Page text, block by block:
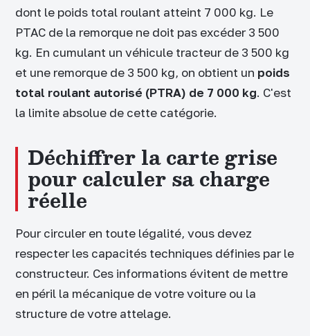
dont le poids total roulant atteint 7 000 kg. Le
PTAC de la remorque ne doit pas excéder 3 500
kg. En cumulant un véhicule tracteur de 3 500 kg
et une remorque de 3 500 kg, on obtient un poids
total roulant autorisé (PTRA) de 7 000 kg. C'est
la limite absolue de cette catégorie.
Déchiffrer la carte grise
pour calculer sa charge
réelle
Pour circuler en toute légalité, vous devez
respecter les capacités techniques définies par le
constructeur. Ces informations évitent de mettre
en péril la mécanique de votre voiture ou la
structure de votre attelage.